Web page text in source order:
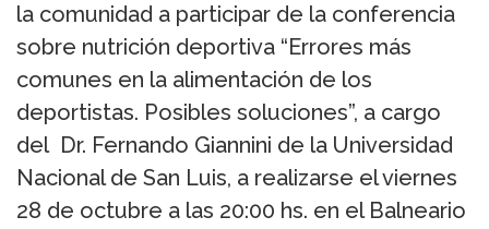
la comunidad a participar de la conferencia
sobre nutrición deportiva “Errores más
comunes en la alimentación de los
deportistas. Posibles soluciones”, a cargo
del Dr. Fernando Giannini de la Universidad
Nacional de San Luis, a realizarse el viernes
28 de octubre a las 20:00 hs. en el Balneario